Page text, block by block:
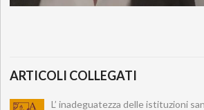
ARTICOLI COLLEGATI
L’ inadeguatezza delle istituzioni